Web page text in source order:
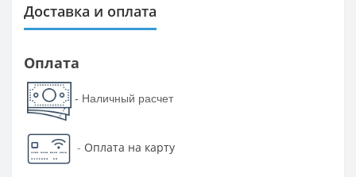
Доставка и оплата
Оплата
- Наличный расчет
- Оплата на карту